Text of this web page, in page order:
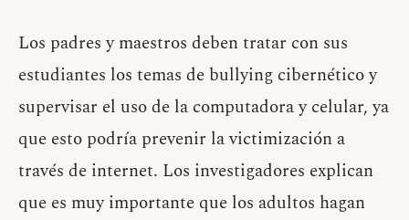
Los padres y maestros deben tratar con sus
estudiantes los temas de bullying cibernético y
supervisar el uso de la computadora y celular, ya
que esto podría prevenir la victimización a
través de internet. Los investigadores explican
que es muy importante que los adultos hagan